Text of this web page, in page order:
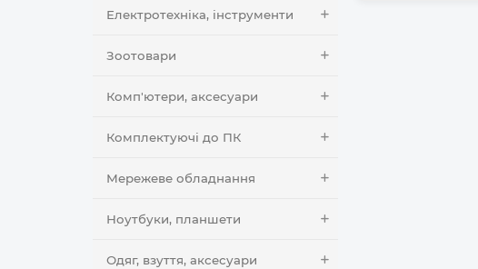
Електротехніка, інструменти
Зоотовари
Комп'ютери, аксесуари
Комплектуючі до ПК
Мережеве обладнання
Ноутбуки, планшети
Одяг, взуття, аксесуари